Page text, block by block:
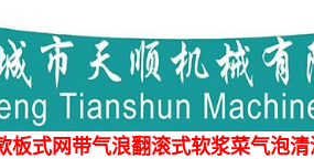
板式网带气浪翻滚式软浆菜气泡清